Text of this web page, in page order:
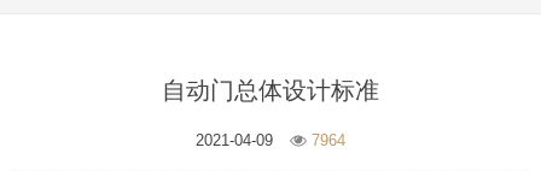
自动门总体设计标准
2021-04-09 7964